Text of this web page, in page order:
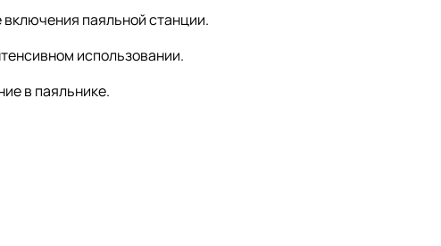
паяльной станции.
использовании.
в паяльнике.